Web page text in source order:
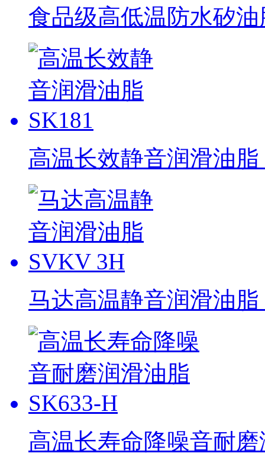
食品级高低温防水矽油
高温长效静音润滑油脂
马达高温静音润滑油
高温长寿命降噪音耐